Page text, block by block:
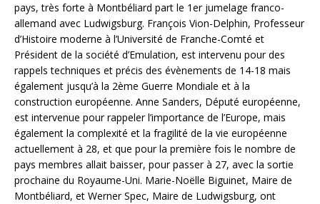
pays, très forte à Montbéliard part le 1er jumelage franco-
allemand avec Ludwigsburg. François Vion-Delphin, Professeur
d’Histoire moderne à l’Université de Franche-Comté et
Président de la société d’Emulation, est intervenu pour des
rappels techniques et précis des évènements de 14-18 mais
également jusqu’à la 2ème Guerre Mondiale et à la
construction européenne. Anne Sanders, Député européenne,
est intervenue pour rappeler l’importance de l’Europe, mais
également la complexité et la fragilité de la vie européenne
actuellement à 28, et que pour la première fois le nombre de
pays membres allait baisser, pour passer à 27, avec la sortie
prochaine du Royaume-Uni. Marie-Noëlle Biguinet, Maire de
Montbéliard, et Werner Spec, Maire de Ludwigsburg, ont